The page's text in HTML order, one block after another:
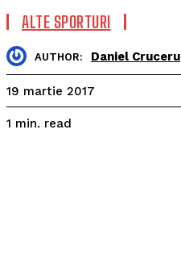
ALTE SPORTURI
AUTHOR: Daniel Cruceru
19 martie 2017
1 min. read